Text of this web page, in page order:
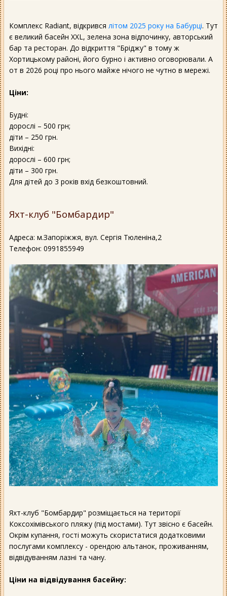
Комплекс Radiant, відкрився літом 2025 року на Бабурці. Тут
є великий басейн XXL, зелена зона відпочинку, авторський
бар та ресторан. До відкриття "Бріджу" в тому ж
Хортицькому районі, його бурно і активно оговорювали. А
от в 2026 році про нього майже нічого не чутно в мережі.
Ціни:
Будні:
дорослі – 500 грн;
діти – 250 грн.
Вихідні:
дорослі – 600 грн;
діти – 300 грн.
Для дітей до 3 років вхід безкоштовний.
Яхт-клуб "Бомбардир"
Адреса: м.Запоріжжя, вул. Сергія Тюленіна,2
Телефон: 0991855949
Яхт-клуб "Бомбардир" розміщається на території
Коксохімівського пляжу (під мостами). Тут звісно є басейн.
Окрім купання, гості можуть скористатися додатковими
послугами комплексу - орендою альтанок, проживанням,
відвідуванням лазні та чану.
Ціни на відвідування басейну: